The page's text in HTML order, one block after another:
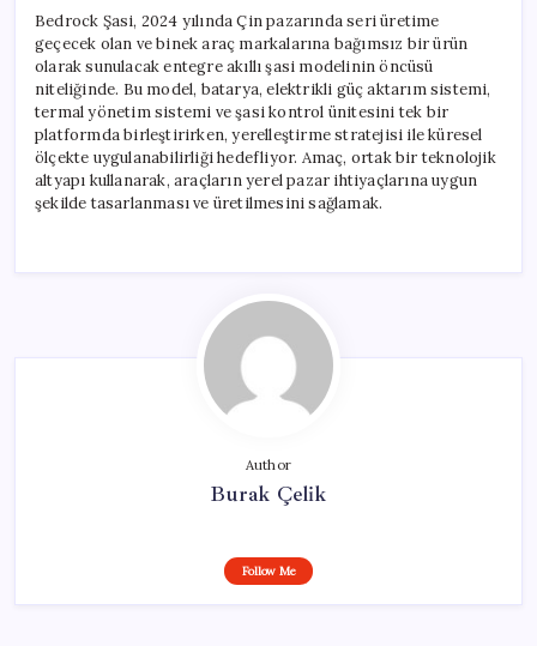
Bedrock Şasi, 2024 yılında Çin pazarında seri üretime
geçecek olan ve binek araç markalarına bağımsız bir ürün
olarak sunulacak entegre akıllı şasi modelinin öncüsü
niteliğinde. Bu model, batarya, elektrikli güç aktarım sistemi,
termal yönetim sistemi ve şasi kontrol ünitesini tek bir
platformda birleştirirken, yerelleştirme stratejisi ile küresel
ölçekte uygulanabilirliği hedefliyor. Amaç, ortak bir teknolojik
altyapı kullanarak, araçların yerel pazar ihtiyaçlarına uygun
şekilde tasarlanması ve üretilmesini sağlamak.
Author
Burak Çelik
Follow Me